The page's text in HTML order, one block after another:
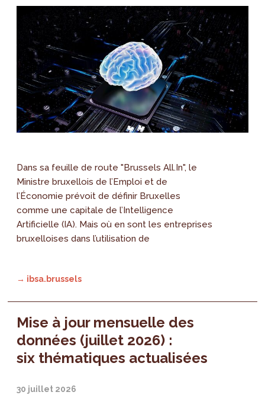
Dans sa feuille de route "Brussels All.In", le
Ministre bruxellois de l’Emploi et de
l’Économie prévoit de définir Bruxelles
comme une capitale de l’Intelligence
Artificielle (IA). Mais où en sont les entreprises
bruxelloises dans l’utilisation de
→ ibsa.brussels
Mise à jour mensuelle des
données (juillet 2026) :
six thématiques actualisées
30 juillet 2026